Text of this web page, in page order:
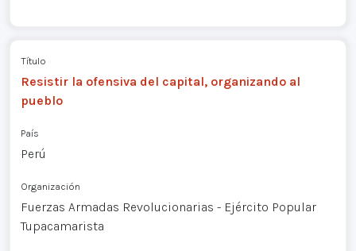
Título
Resistir la ofensiva del capital, organizando al
pueblo
País
Perú
Organización
Fuerzas Armadas Revolucionarias - Ejército Popular
Tupacamarista